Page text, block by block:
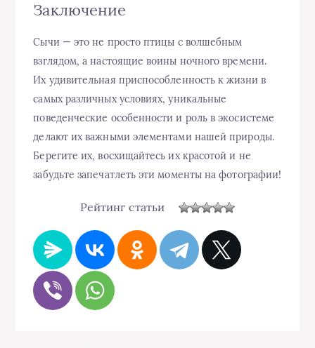
Заключение
Сычи — это не просто птицы с волшебным
взглядом, а настоящие воины ночного времени.
Их удивительная приспособленность к жизни в
самых различных условиях, уникальные
поведенческие особенности и роль в экосистеме
делают их важными элементами нашей природы.
Берегите их, восхищайтесь их красотой и не
забудьте запечатлеть эти моменты на фотографии!
Рейтинг статьи